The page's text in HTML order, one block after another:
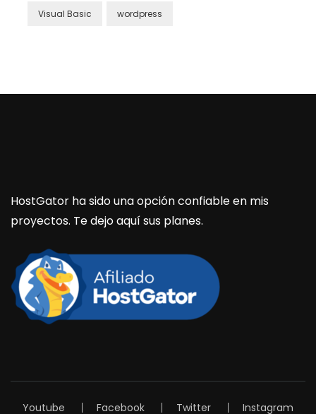
Visual Basic wordpress
HostGator ha sido una opción confiable en mis
proyectos. Te dejo aquí sus planes.
Youtube Facebook Twitter Instagram